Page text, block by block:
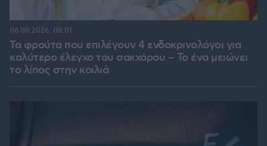
Τα φρούτα που επιλέγουν 4 ενδοκρινολόγοι για
καλύτερο έλεγχο του σακχάρου – Το ένα μειώνει
το λίπος στην κοιλιά
06.08.2026, 08:01